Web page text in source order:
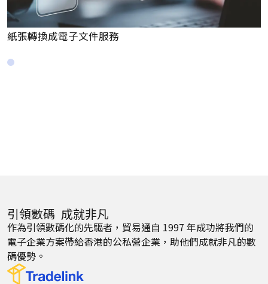
成電子文件服務
引領數碼 成就非凡
作為引領數碼化的先驅者，貿易通自 1997 年成功將我們的
電子企業方案帶給香港的公私營企業，助他們成就非凡的數
碼優勢。